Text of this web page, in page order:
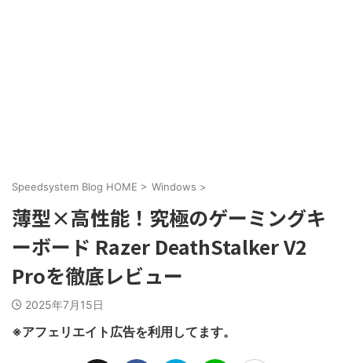
Speedsystem Blog HOME > Windows >
薄型×高性能！究極のゲーミングキ
ーボード Razer DeathStalker V2
Proを徹底レビュー
2025年7月15日
※アフェリエイト広告を利用してます。